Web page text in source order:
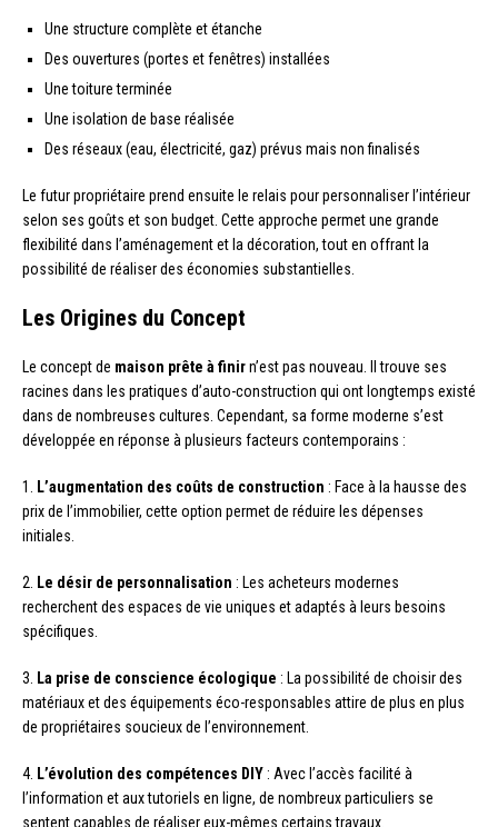
Une structure complète et étanche
Des ouvertures (portes et fenêtres) installées
Une toiture terminée
Une isolation de base réalisée
Des réseaux (eau, électricité, gaz) prévus mais non finalisés
Le futur propriétaire prend ensuite le relais pour personnaliser l’intérieur
selon ses goûts et son budget. Cette approche permet une grande
flexibilité dans l’aménagement et la décoration, tout en offrant la
possibilité de réaliser des économies substantielles.
Les Origines du Concept
Le concept de maison prête à finirn’est pas nouveau. Il trouve ses
racines dans les pratiques d’auto-construction qui ont longtemps existé
dans de nombreuses cultures. Cependant, sa forme moderne s’est
développée en réponse à plusieurs facteurs contemporains :
1. L’augmentation des coûts de construction : Face à la hausse des
prix de l’immobilier, cette option permet de réduire les dépenses
initiales.
2. Le désir de personnalisation : Les acheteurs modernes
recherchent des espaces de vie uniques et adaptés à leurs besoins
spécifiques.
3. La prise de conscience écologique : La possibilité de choisir des
matériaux et des équipements éco-responsables attire de plus en plus
de propriétaires soucieux de l’environnement.
4. L’évolution des compétences DIY : Avec l’accès facilité à
l’information et aux tutoriels en ligne, de nombreux particuliers se
sentent capables de réaliser eux-mêmes certains travaux.